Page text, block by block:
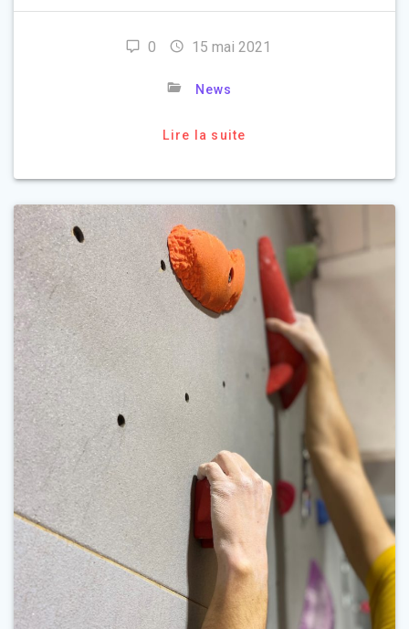
0 15 mai 2021
News
Lire la suite